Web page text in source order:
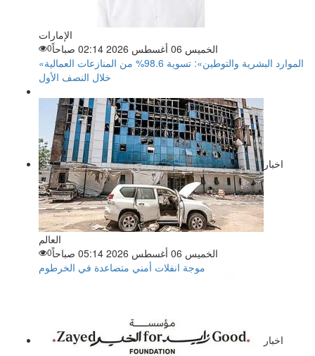
الإمارات
الخميس 06 أغسطس 2026 02:14 صباحاً
0
«الموارد البشرية والتوطين»: تسوية 98.6% من المنازعات العمالية
خلال النصف الأول
اخبار
العالم
الخميس 06 أغسطس 2026 05:14 صباحاً
0
موجة انفلات أمني متصاعدة في الخرطوم
اخبار